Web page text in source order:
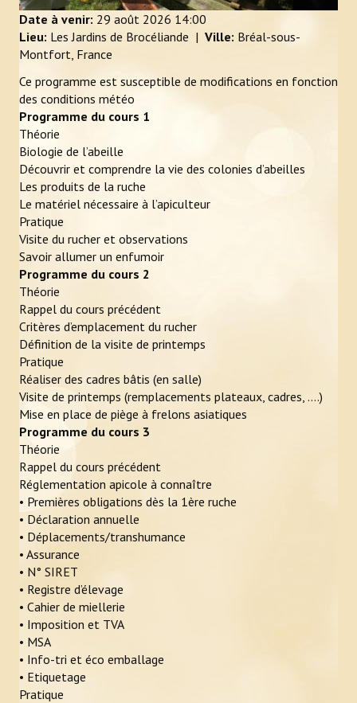
À lire, avant de se lancer
Inscriptions
Calendrier et descriptif des stages
Photos
Vidéos
L'APICULTEUR
Obligations légales
Assurance et déclaration de sinistre
En pratique
Zone de butinage
Où trouver un apiculteur ?
Ruche connectée
ÉVÉNEMENTS
ACTUALITÉS
LIENS
CONTACT
Date à venir: 29 août 2026 14:00
Lieu: Les Jardins de Brocéliande | Ville: Bréal-sous-
Montfort, France
Ce programme est susceptible de modifications en fonction
des conditions météo
Programme du cours 1
Théorie
Biologie de l’abeille
Découvrir et comprendre la vie des colonies d’abeilles
Les produits de la ruche
Le matériel nécessaire à l’apiculteur
Pratique
Visite du rucher et observations
Savoir allumer un enfumoir
Programme du cours 2
Théorie
Rappel du cours précédent
Critères d’emplacement du rucher
Définition de la visite de printemps
Pratique
Réaliser des cadres bâtis (en salle)
Visite de printemps (remplacements plateaux, cadres, ….)
Mise en place de piège à frelons asiatiques
Programme du cours 3
Théorie
Rappel du cours précédent
Réglementation apicole à connaître
• Premières obligations dès la 1ère ruche
• Déclaration annuelle
• Déplacements/transhumance
• Assurance
• N° SIRET
• Registre d’élevage
• Cahier de miellerie
• Imposition et TVA
• MSA
• Info-tri et éco emballage
• Etiquetage
Pratique